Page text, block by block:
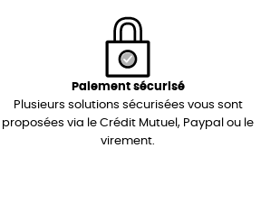
Paiement sécurisé
Plusieurs solutions sécurisées vous sont
proposées via le Crédit Mutuel, Paypal ou le
virement.